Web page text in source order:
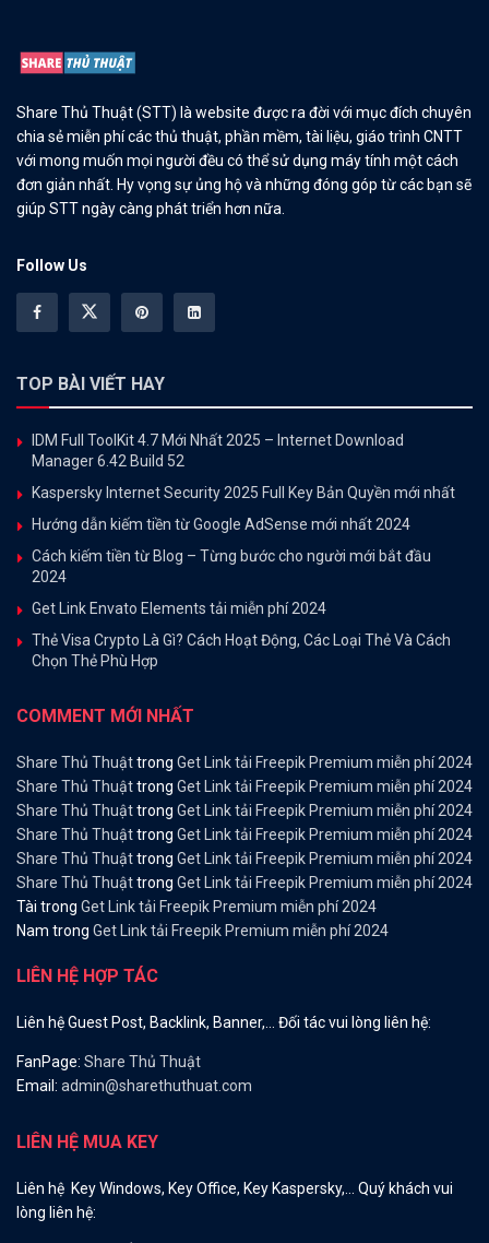
Share Thủ Thuật (STT) là website được ra đời với mục đích chuyên
chia sẻ miễn phí các thủ thuật, phần mềm, tài liệu, giáo trình CNTT
với mong muốn mọi người đều có thể sử dụng máy tính một cách
đơn giản nhất. Hy vọng sự ủng hộ và những đóng góp từ các bạn sẽ
giúp STT ngày càng phát triển hơn nữa.
Follow Us
TOP BÀI VIẾT HAY
IDM Full ToolKit 4.7 Mới Nhất 2025 – Internet Download
Manager 6.42 Build 52
Kaspersky Internet Security 2025 Full Key Bản Quyền mới nhất
Hướng dẫn kiếm tiền từ Google AdSense mới nhất 2024
Cách kiếm tiền từ Blog – Từng bước cho người mới bắt đầu
2024
Get Link Envato Elements tải miễn phí 2024
Thẻ Visa Crypto Là Gì? Cách Hoạt Động, Các Loại Thẻ Và Cách
Chọn Thẻ Phù Hợp
COMMENT MỚI NHẤT
Share Thủ Thuậttrong Get Link tải Freepik Premium miễn phí 2024
Share Thủ Thuậttrong Get Link tải Freepik Premium miễn phí 2024
Share Thủ Thuậttrong Get Link tải Freepik Premium miễn phí 2024
Share Thủ Thuậttrong Get Link tải Freepik Premium miễn phí 2024
Share Thủ Thuậttrong Get Link tải Freepik Premium miễn phí 2024
Share Thủ Thuậttrong Get Link tải Freepik Premium miễn phí 2024
Tài trong Get Link tải Freepik Premium miễn phí 2024
Nam trong Get Link tải Freepik Premium miễn phí 2024
LIÊN HỆ HỢP TÁC
Liên hệ Guest Post, Backlink, Banner,… Đối tác vui lòng liên hệ:
FanPage: Share Thủ Thuật
Email: admin@sharethuthuat.com
LIÊN HỆ MUA KEY
Liên hệ Key Windows, Key Office, Key Kaspersky,… Quý khách vui
lòng liên hệ: